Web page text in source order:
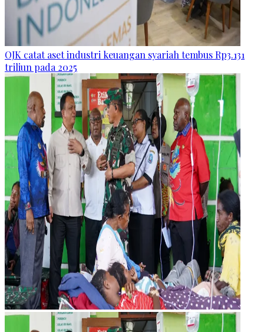
OJK catat aset industri keuangan syariah tembus Rp3.131
triliun pada 2025